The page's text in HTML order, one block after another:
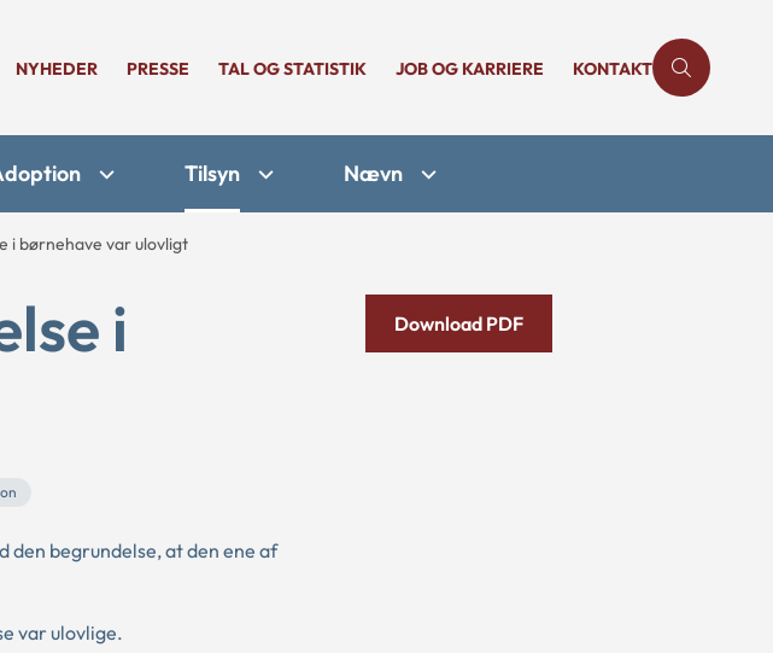
NYHEDER PRESSE TAL OG STATISTIK JOB OG KARRIERE KONTAKT
Tilsyn Nævn
i børnehave var ulovligt
i
den begrundelse, at den ene af
var ulovlige.
Download PDF